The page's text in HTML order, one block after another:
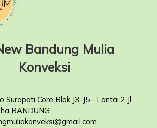
Bandung Mulia
Konveksi
Surapati Core Blok J3-J5 - Lantai 2 Jl
BANDUNG.